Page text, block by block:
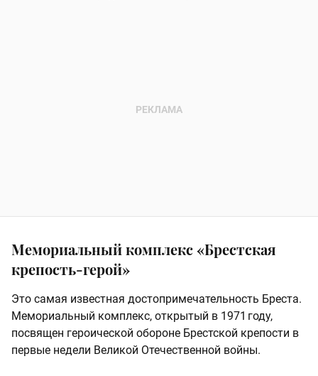
Мемориальный комплекс «Брестская
крепость-герой»
Это самая известная достопримечательность Бреста.
Мемориальный комплекс, открытый в 1971 году,
посвящен героической обороне Брестской крепости в
первые недели Великой Отечественной войны.